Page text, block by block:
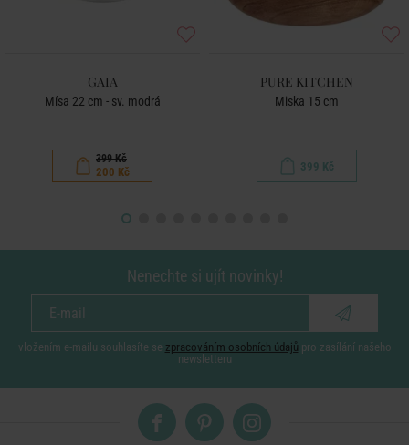
GAIA
Mísa 22 cm - sv. modrá
399 Kč
200 Kč
PURE KITCHEN
Miska 15 cm
399 Kč
Nenechte si ujít novinky!
vložením e-mailu souhlasíte se zpracováním osobních údajů pro zasílání našeho
newsletteru